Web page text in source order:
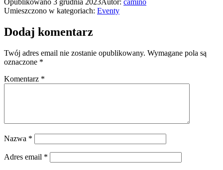
Umieszczono w kategoriach: Eventy
Dodaj komentarz
Twój adres email nie zostanie opublikowany. Wymagane pola są
oznaczone *
Komentarz *
Nazwa *
Adres email *